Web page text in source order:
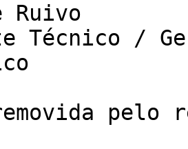
Ruivo
Técnico /
pelo